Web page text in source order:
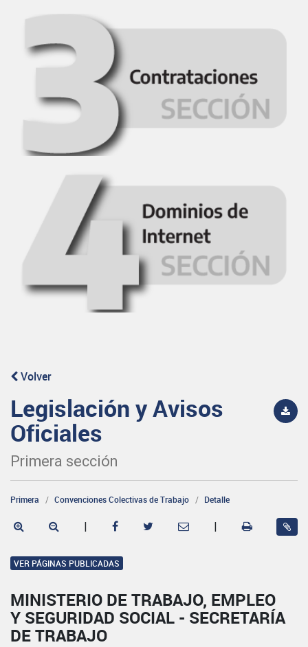
Volver
Legislación y Avisos
Oficiales
Primera sección
Primera Convenciones Colectivas de Trabajo Detalle
| |
VER PÁGINAS PUBLICADAS
MINISTERIO DE TRABAJO, EMPLEO
Y SEGURIDAD SOCIAL - SECRETARÍA
DE TRABAJO